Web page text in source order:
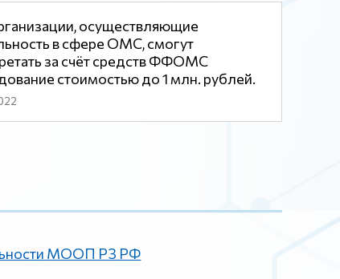
осуществляющие
в сфере ОМС, смогут
за счёт средств ФФОМС
стоимостью до 1 млн. рублей.
МООП РЗ РФ